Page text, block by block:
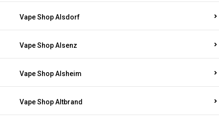
Vape Shop Alsdorf
Vape Shop Alsenz
Vape Shop Alsheim
Vape Shop Altbrand